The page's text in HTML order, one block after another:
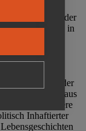
im Oktober
e. V. (MRZ), der
(1860-2002) in
Zuchthaus
steht die
der
Diktatur.
in der
Unrechts aus
Eine besondere
Inhaftierter